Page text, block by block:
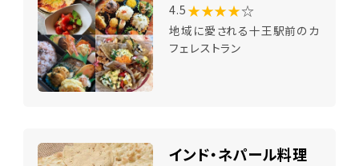
4.5 ★★★★☆
地域に愛される十王駅前のカ
フェレストラン
インド・ネパール料理